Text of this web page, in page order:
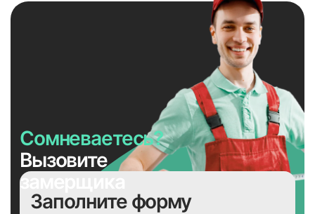
Сомневаетесь?
Вызовите
замерщика
Заполните форму